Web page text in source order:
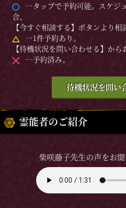
…タップで予約可能。スケジ
合、
【今すぐ相談する】ボタンより相
…1件予約あり。
【待機状況を問い合わせる】から
…予約済み。
待機状況を問い
霊能者のご紹介
柴咲藤子先生の声をお